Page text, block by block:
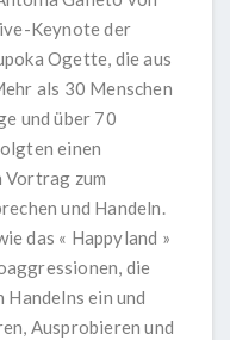
Keynote der
Ogette, die aus
als 30 Menschen
und über 70
einen
Vortrag zum
und Handeln.
das « Happyland »
die
ein und
Ausprobieren und